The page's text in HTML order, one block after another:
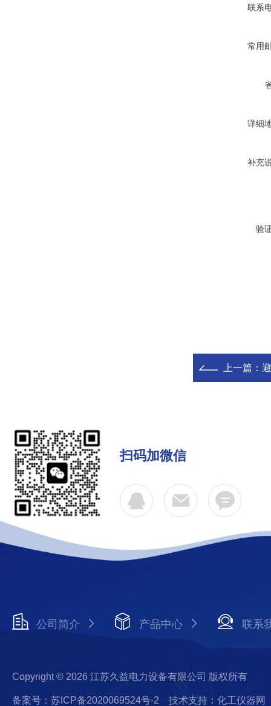
联系
常用
详细
补充
验
上一篇：
扫码加微信
公司简介 产品中心 联系
Copyright © 2026 江苏久益电力设备有限公司 版权所有
备案号：苏ICP备2020069524号-2
技术支持：化工仪器网